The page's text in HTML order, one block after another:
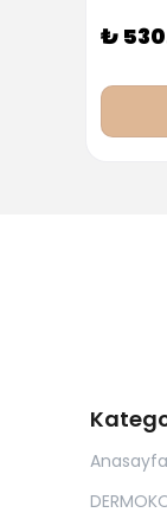
₺
Anasayfa